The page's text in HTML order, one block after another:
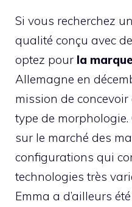
Si vous recherchez
qualité conçu avec
optez pour la
Allemagne en
mission de
type de
sur le marché des
configurations qui
technologies très
Emma a d’ailleurs